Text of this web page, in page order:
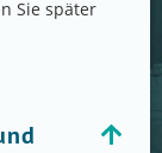
Sie später